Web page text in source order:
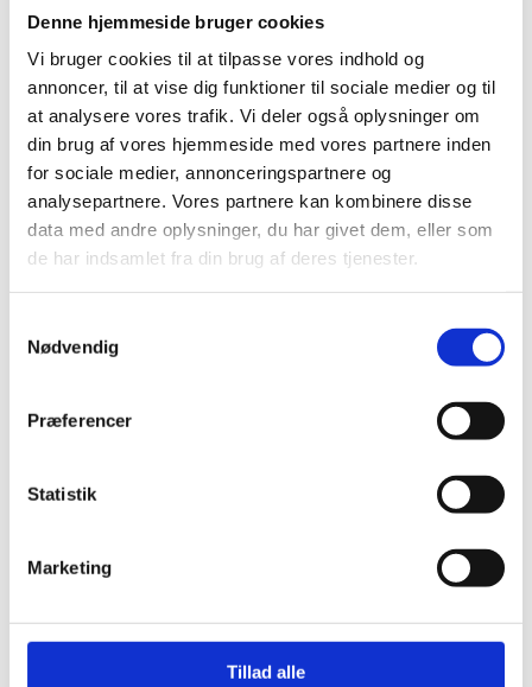
Denne hjemmeside bruger cookies
Vi bruger cookies til at tilpasse vores indhold og
annoncer, til at vise dig funktioner til sociale medier og til
at analysere vores trafik. Vi deler også oplysninger om
din brug af vores hjemmeside med vores partnere inden
for sociale medier, annonceringspartnere og
analysepartnere. Vores partnere kan kombinere disse
data med andre oplysninger, du har givet dem, eller som
de har indsamlet fra din brug af deres tjenester.
Nødvendig
Præferencer
Statistik
Marketing
Tillad alle
Lynlås nylon 30 cm
Lynlås 32 cm
Zipper 35-39 cm
Lynlås med ring 35 cm
Lynlås nylon 35 cm
Lynlås 37 cm
Zipper 40-44 cm
Lynlås med ring 40 cm
Lynlås nylon 40 cm
Lynlås metal 40 cm
Zipper 45-49 cm
Lynlås med ring 45 cm
Lynlås nylon 45 cm
Lynlås 47 cm
Clips, silicone rings for pacifier strings
Symønstre baby